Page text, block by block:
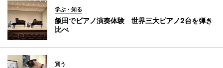
学ぶ・知る
飯田でピアノ演奏体験 世界三大ピアノ2台を弾き
比べ
買う